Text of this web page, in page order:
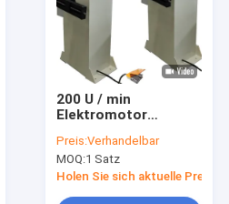
200 U / min
Elektromotor
3KW Motorantrieb
Drahtwickler
Preis:Verhandelbar
MOQ:1 Satz
Holen Sie sich aktuelle Preis